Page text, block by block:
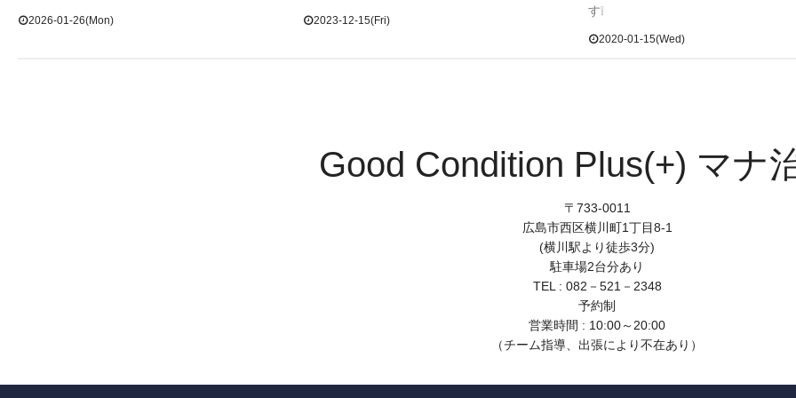
2026-01-26(Mon) 2023-12-15(Fri)
す❕
2020-01-15(Wed)
Good Condition Plus(+) マナ
〒733-0011
広島市西区横川町1丁目8-1
(横川駅より徒歩3分)
駐車場2台分あり
TEL : 082－521－2348
予約制
営業時間 : 10:00～20:00
（チーム指導、出張により不在あり）